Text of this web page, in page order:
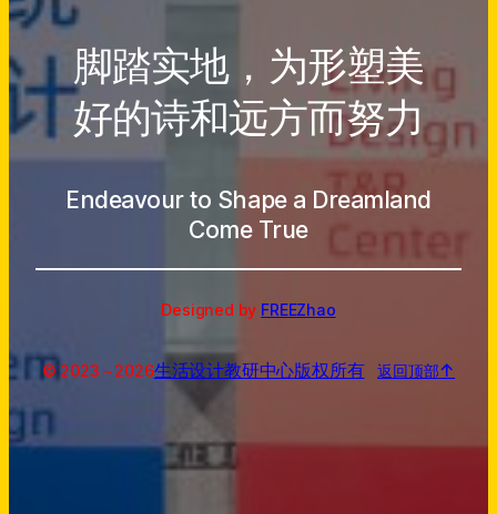
脚踏实地，为形塑美
好的诗和远方而努力
Endeavour to Shape a Dreamland
Come True
Designed by FREEZhao
© 2023～2026生活设计教研中心版权所有 返回顶部↑